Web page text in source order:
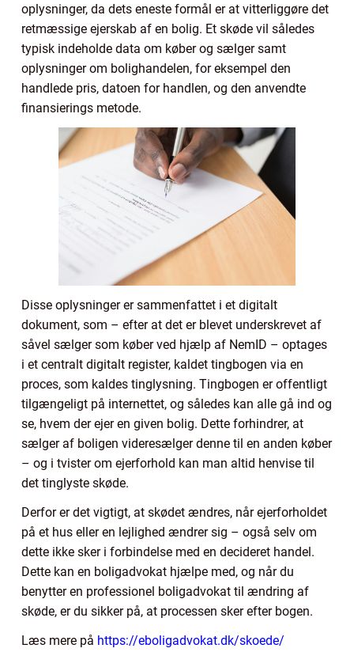
oplysninger, da dets eneste formål er at vitterliggøre det
retmæssige ejerskab af en bolig. Et skøde vil således
typisk indeholde data om køber og sælger samt
oplysninger om bolighandelen, for eksempel den
handlede pris, datoen for handlen, og den anvendte
finansierings metode.
Disse oplysninger er sammenfattet i et digitalt
dokument, som – efter at det er blevet underskrevet af
såvel sælger som køber ved hjælp af NemID – optages
i et centralt digitalt register, kaldet tingbogen via en
proces, som kaldes tinglysning. Tingbogen er offentligt
tilgængeligt på internettet, og således kan alle gå ind og
se, hvem der ejer en given bolig. Dette forhindrer, at
sælger af boligen videresælger denne til en anden køber
– og i tvister om ejerforhold kan man altid henvise til
det tinglyste skøde.
Derfor er det vigtigt, at skødet ændres, når ejerforholdet
på et hus eller en lejlighed ændrer sig – også selv om
dette ikke sker i forbindelse med en decideret handel.
Dette kan en boligadvokat hjælpe med, og når du
benytter en professionel boligadvokat til ændring af
skøde, er du sikker på, at processen sker efter bogen.
Læs mere på https://eboligadvokat.dk/skoede/